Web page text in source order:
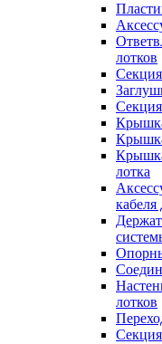
лотков
Секция
Секция
лотка
лотков
Секция